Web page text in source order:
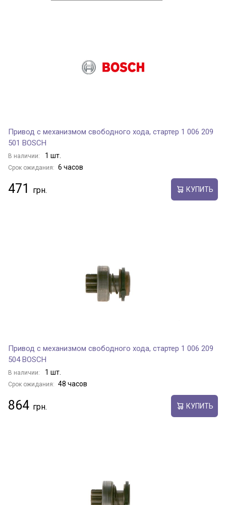
Привод с механизмом свободного хода, стартер 1 006 209
501 BOSCH
В наличии: 1 шт.
Срок ожидания: 6 часов
471 КУПИТЬ
Привод с механизмом свободного хода, стартер 1 006 209
504 BOSCH
В наличии: 1 шт.
Срок ожидания: 48 часов
864 КУПИТЬ